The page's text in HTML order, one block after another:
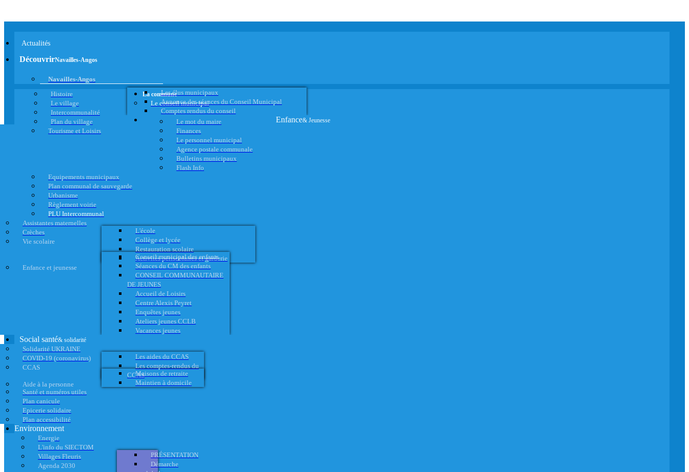
Actualités
DécouvrirNavailles-Angos
Navailles-Angos
Histoire
Le village
Intercommunalité
Plan du village
Tourisme et Loisirs
La commune
Le conseil municipal
Les élus municipaux
Annonce des séances du Conseil Municipal
Comptes rendus du conseil
Le mot du maire
Finances
Le personnel municipal
Agence postale communale
Bulletins municipaux
Flash Info
Equipements municipaux
Plan communal de sauvegarde
Urbanisme
Règlement voirie
PLU Intercommunal
Enfance& Jeunesse
Assistantes maternelles
Crèches
Vie scolaire
L'école
Collège et lycée
Restauration scolaire
Activités périscolaires et garderie
Enfance et jeunesse
Conseil municipal des enfants
Séances du CM des enfants
CONSEIL COMMUNAUTAIRE
DE JEUNES
Accueil de Loisirs
Centre Alexis Peyret
Enquêtes jeunes
Ateliers jeunes CCLB
Vacances jeunes
Social santé& solidarité
Solidarité UKRAINE
COVID-19 (coronavirus)
CCAS
Les aides du CCAS
Les comptes-rendus du
CCAS
Aide à la personne
Maisons de retraite
Maintien à domicile
Santé et numéros utiles
Plan canicule
Epicerie solidaire
Plan accessibilité
Environnement
Energie
L'info du SIECTOM
Villages Fleuris
Agenda 2030
PRÉSENTATION
Démarche